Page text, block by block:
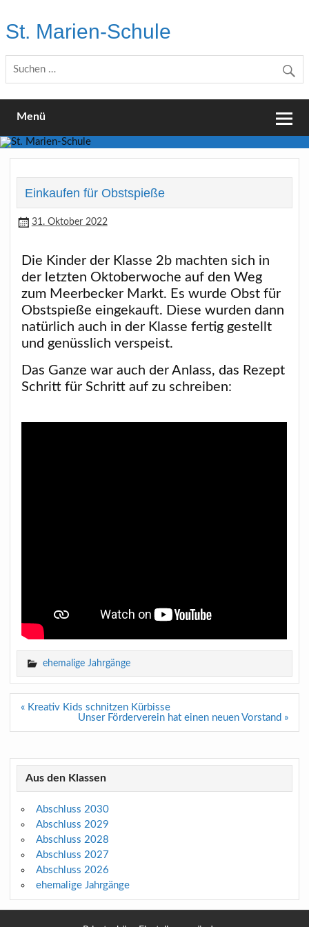
content
St. Marien-Schule
Menü
Einkaufen für Obstspieße
31. Oktober 2022
Die Kinder der Klasse 2b machten sich in
der letzten Oktoberwoche auf den Weg
zum Meerbecker Markt. Es wurde Obst für
Obstspieße eingekauft. Diese wurden dann
natürlich auch in der Klasse fertig gestellt
und genüsslich verspeist.
Das Ganze war auch der Anlass, das Rezept
Schritt für Schritt auf zu schreiben:
ehemalige Jahrgänge
Beitragsnavigation
« Kreativ Kids schnitzen Kürbisse
Unser Förderverein hat einen neuen Vorstand »
Aus den Klassen
Abschluss 2030
Abschluss 2029
Abschluss 2028
Abschluss 2027
Abschluss 2026
ehemalige Jahrgänge